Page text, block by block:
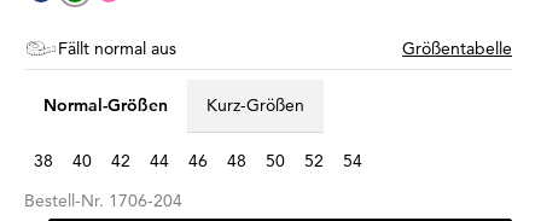
Fällt normal aus Größentabelle
Normal-Größen Kurz-Größen
38 40 42 44 46 48 50 52
54
Bestell-Nr. 1706-204